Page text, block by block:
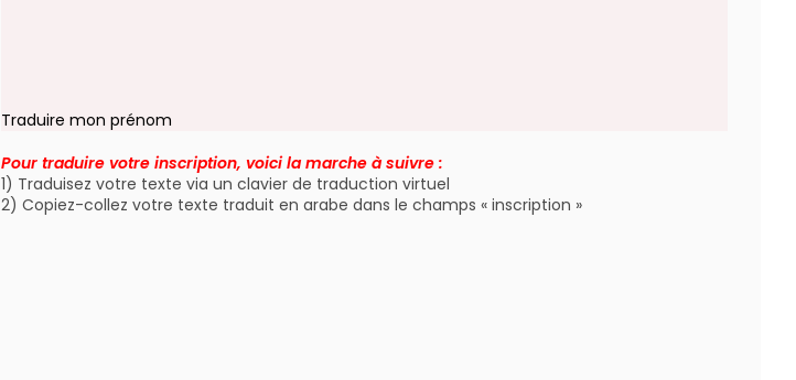
Traduire mon prénom
Pour traduire votre inscription, voici la marche à suivre :
1) Traduisez votre texte via un clavier de traduction virtuel
2) Copiez-collez votre texte traduit en arabe dans le champs « inscription »